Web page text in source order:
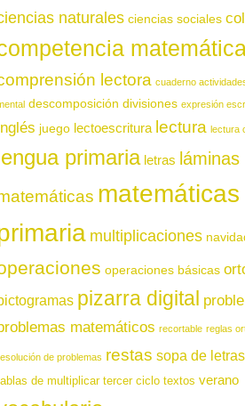
naturales ciencias sociales
lectora cuaderno
descomposición divisiones expresión
juego lectoescritura lectura lectura
primaria letras láminas
matemáticas
multiplicaciones
operaciones básicas
pizarra digital
matemáticos recortable reglas
de problemas restas sopa de letras
de multiplicar tercer ciclo textos verano